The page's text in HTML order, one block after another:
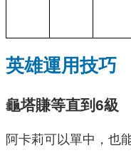
英雄運用技巧
龜塔賺等直到6級
阿卡莉可以單中，也